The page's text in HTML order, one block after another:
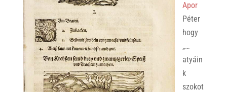
Apor
Péter
hogy
„…
atyáin
k
szokot